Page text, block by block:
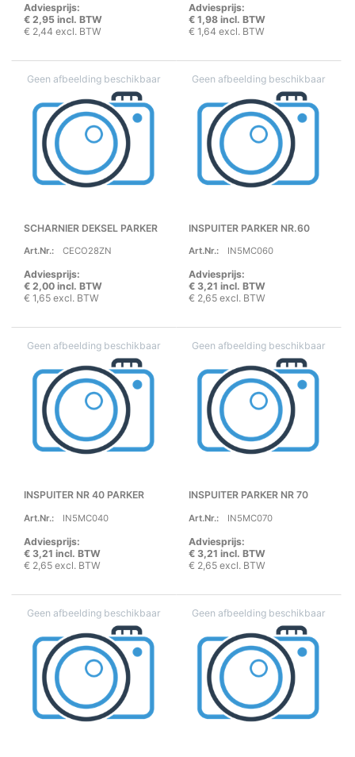
Adviesprijs:
€ 2,95 incl. BTW
€ 2,44 excl. BTW
Adviesprijs:
€ 1,98 incl. BTW
€ 1,64 excl. BTW
SCHARNIER DEKSEL PARKER
Art.Nr.: CECO28ZN
Adviesprijs:
€ 2,00 incl. BTW
€ 1,65 excl. BTW
INSPUITER PARKER NR.60
Art.Nr.: IN5MC060
Adviesprijs:
€ 3,21 incl. BTW
€ 2,65 excl. BTW
INSPUITER NR 40 PARKER
Art.Nr.: IN5MC040
Adviesprijs:
€ 3,21 incl. BTW
€ 2,65 excl. BTW
INSPUITER PARKER NR 70
Art.Nr.: IN5MC070
Adviesprijs:
€ 3,21 incl. BTW
€ 2,65 excl. BTW